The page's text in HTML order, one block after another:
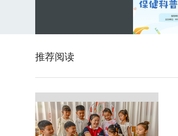
推荐阅读